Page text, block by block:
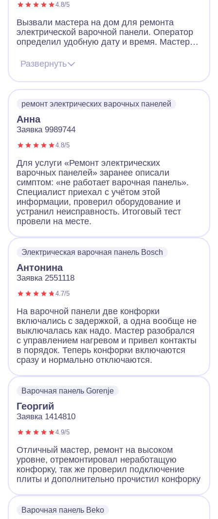
4.8/5
Вызвали мастера на дом для ремонта
электрической варочной панели. Оператор
определил удобную дату и время. Мастер
предупредил звонком, что скоро будет на
месте. По приходу надел сменную обувь,
что очень обрадовало! Посмотрел панель,
объяснил в чем дело. За короткое время
устранил неполадки, заменив детали.
Работа понравилась!
Развернуть
ремонт электрических варочных панелей
Анна
Заявка 9989744
4.8/5
Для услуги «Ремонт электрических
варочных панелей» заранее описали
симптом: «не работает варочная панель».
Специалист приехал с учётом этой
информации, проверил оборудование и
устранил неисправность. Итоговый тест
провели на месте.
Электрическая варочная панель Bosch
Антонина
Заявка 2551118
4.7/5
На варочной панели две конфорки
включались с задержкой, а одна вообще не
выключалась как надо. Мастер разобрался
с управлением нагревом и привел контакты
в порядок. Теперь конфорки включаются
сразу и нормально отключаются.
Варочная панель Gorenje
Георгий
Заявка 1414810
4.9/5
Отличный мастер, ремонт на высоком
уровне, отремонтировал неработащую
конфорку, так же проверил подключение
плиты и дополнительно прочистил конфорку
Варочная панель Beko